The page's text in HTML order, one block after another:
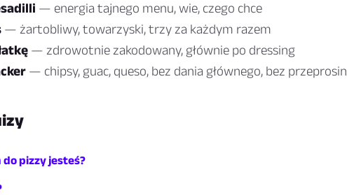
— energia tajnego menu, wie, czego chce
— żartobliwy, towarzyski, trzy za każdym razem
— zdrowotnie zakodowany, głównie po dressing
— chipsy, guac, queso, bez dania głównego, bez przeprosin
pizzy jesteś?